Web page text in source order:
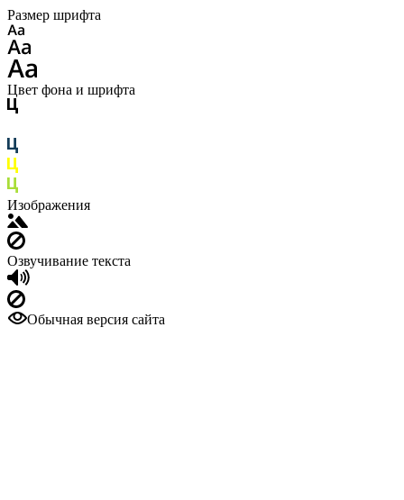
Размер шрифта
Цвет фона и шрифта
Изображения
Озвучивание текста
Обычная версия сайта